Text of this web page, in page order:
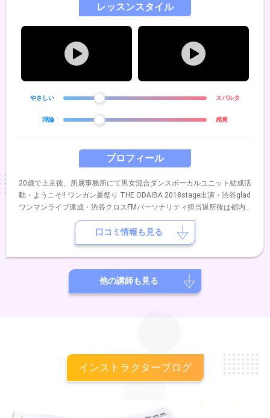
プロフィール
20歳で上京後、所属事務所にて男女混合ダンスボーカルユニット結成活
動・ようこそ!! ワンガン夏祭り THE ODAIBA 2018stage出演・渋谷glad
ワンマンライブ達成・渋谷クロスFMパーソナリティ担当退所後は都内
有名某ショーレストランや各イベントにて演者やパフォーマーとして活
動・ageHa COUNTDOWN to 2020 パフォーマー出演現在は、静岡市と
藤枝市にあるスクールにて初心者〜プロ志望の年齢性別問わず幅広く指
ループへのディレクションや演出も携わる
レッスンスタイル
やさしい スパルタ
理論 感覚
口コミ情報も見る
他の講師も見る
インストラクターブログ